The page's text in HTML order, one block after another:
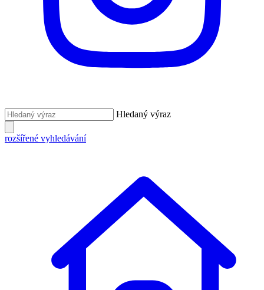
Hledaný výraz
rozšířené vyhledávání